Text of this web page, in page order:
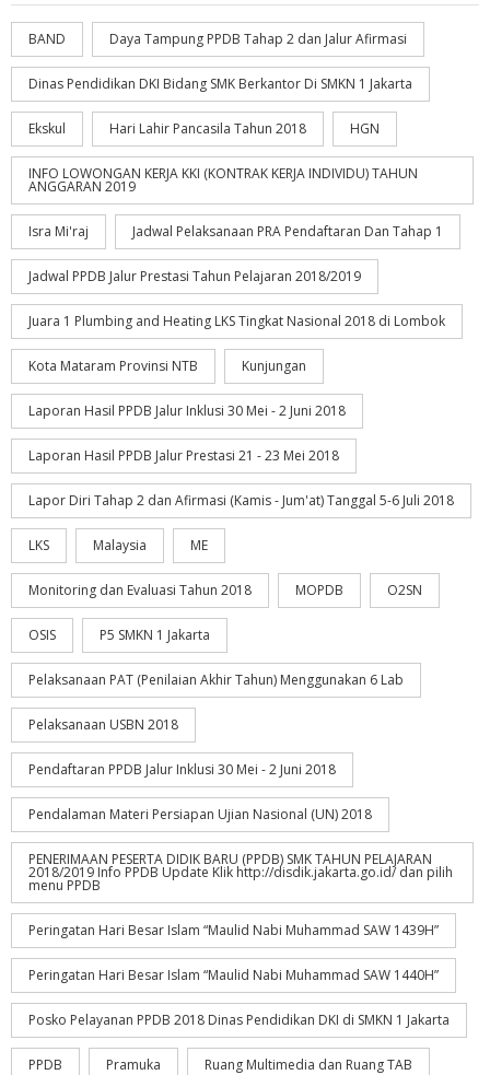
BAND Daya Tampung PPDB Tahap 2 dan Jalur Afirmasi
Dinas Pendidikan DKI Bidang SMK Berkantor Di SMKN 1 Jakarta
Ekskul Hari Lahir Pancasila Tahun 2018 HGN
INFO LOWONGAN KERJA KKI (KONTRAK KERJA INDIVIDU) TAHUN
ANGGARAN 2019
Isra Mi'raj Jadwal Pelaksanaan PRA Pendaftaran Dan Tahap 1
Jadwal PPDB Jalur Prestasi Tahun Pelajaran 2018/2019
Juara 1 Plumbing and Heating LKS Tingkat Nasional 2018 di Lombok
Kota Mataram Provinsi NTB Kunjungan
Laporan Hasil PPDB Jalur Inklusi 30 Mei - 2 Juni 2018
Laporan Hasil PPDB Jalur Prestasi 21 - 23 Mei 2018
Lapor Diri Tahap 2 dan Afirmasi (Kamis - Jum'at) Tanggal 5-6 Juli 2018
LKS Malaysia ME
Monitoring dan Evaluasi Tahun 2018 MOPDB O2SN
OSIS P5 SMKN 1 Jakarta
Pelaksanaan PAT (Penilaian Akhir Tahun) Menggunakan 6 Lab
Pelaksanaan USBN 2018
Pendaftaran PPDB Jalur Inklusi 30 Mei - 2 Juni 2018
Pendalaman Materi Persiapan Ujian Nasional (UN) 2018
PENERIMAAN PESERTA DIDIK BARU (PPDB) SMK TAHUN PELAJARAN
2018/2019 Info PPDB Update Klik http://disdik.jakarta.go.id/ dan pilih
menu PPDB
Peringatan Hari Besar Islam “Maulid Nabi Muhammad SAW 1439H”
Peringatan Hari Besar Islam “Maulid Nabi Muhammad SAW 1440H”
Posko Pelayanan PPDB 2018 Dinas Pendidikan DKI di SMKN 1 Jakarta
PPDB Pramuka Ruang Multimedia dan Ruang TAB